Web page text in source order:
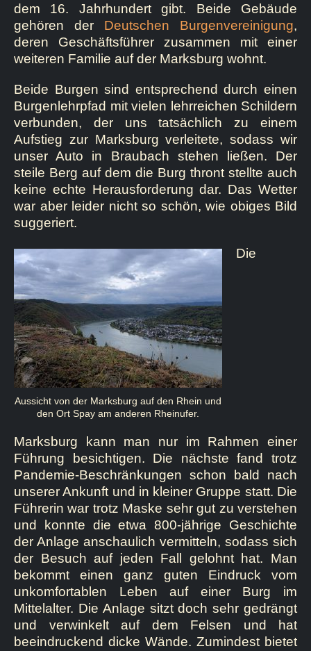
dem 16. Jahrhundert gibt. Beide Gebäude
gehören der Deutschen Burgenvereinigung,
deren Geschäftsführer zusammen mit einer
weiteren Familie auf der Marksburg wohnt.
Beide Burgen sind entsprechend durch einen
Burgenlehrpfad mit vielen lehrreichen Schildern
verbunden, der uns tatsächlich zu einem
Aufstieg zur Marksburg verleitete, sodass wir
unser Auto in Braubach stehen ließen. Der
steile Berg auf dem die Burg thront stellte auch
keine echte Herausforderung dar. Das Wetter
war aber leider nicht so schön, wie obiges Bild
suggeriert.
Aussicht von der Marksburg auf den Rhein und
den Ort Spay am anderen Rheinufer.
Die
Marksburg kann man nur im Rahmen einer
Führung besichtigen. Die nächste fand trotz
Pandemie-Beschränkungen schon bald nach
unserer Ankunft und in kleiner Gruppe statt. Die
Führerin war trotz Maske sehr gut zu verstehen
und konnte die etwa 800-jährige Geschichte
der Anlage anschaulich vermitteln, sodass sich
der Besuch auf jeden Fall gelohnt hat. Man
bekommt einen ganz guten Eindruck vom
unkomfortablen Leben auf einer Burg im
Mittelalter. Die Anlage sitzt doch sehr gedrängt
und verwinkelt auf dem Felsen und hat
beeindruckend dicke Wände. Zumindest bietet